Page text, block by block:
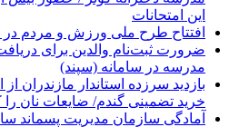
این امتحانات
افتتاح طرح ملی ورزش و مردم در
ضرورت ثبت‌نام والدین برای
مدرسه در سامانه (سپند)
بازدید سرزده استاندار مازندران
خرید تضمینی گندم/ ضایعات نان
آمادگی سازمان مدیریت پسماند